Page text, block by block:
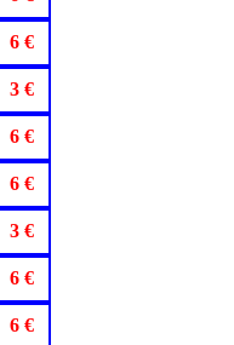
6 €
3 €
6 €
6 €
3 €
6 €
6 €